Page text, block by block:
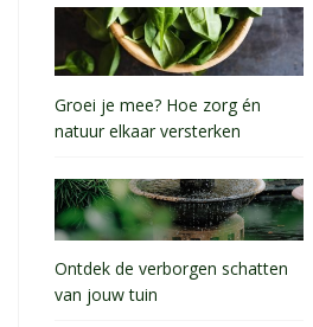
Groei je mee? Hoe zorg én
natuur elkaar versterken
Ontdek de verborgen schatten
van jouw tuin